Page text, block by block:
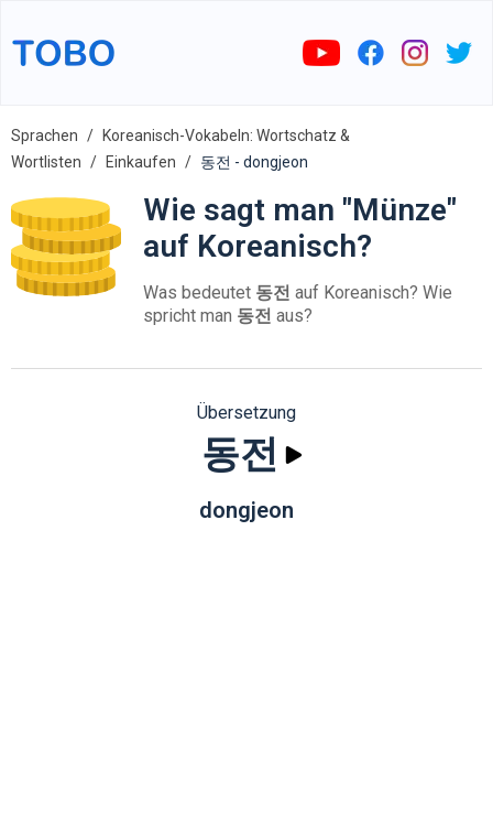
Sprachen
Koreanisch-Vokabeln: Wortschatz &
Wortlisten
Einkaufen 동전 - dongjeon
Wie sagt man "Münze"
auf Koreanisch?
Was bedeutet 동전 auf Koreanisch? Wie
spricht man 동전 aus?
Übersetzung
동전
dongjeon